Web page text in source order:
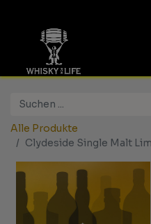
Alle Produkte
Clydeside Single Malt